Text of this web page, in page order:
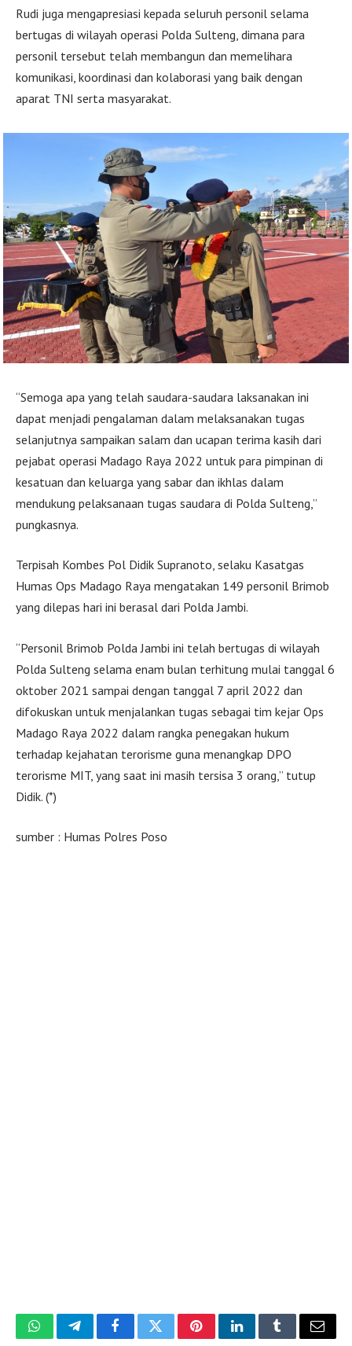
Rudi juga mengapresiasi kepada seluruh personil selama
bertugas di wilayah operasi Polda Sulteng, dimana para
personil tersebut telah membangun dan memelihara
komunikasi, koordinasi dan kolaborasi yang baik dengan
aparat TNI serta masyarakat.
“Semoga apa yang telah saudara-saudara laksanakan ini
dapat menjadi pengalaman dalam melaksanakan tugas
selanjutnya sampaikan salam dan ucapan terima kasih dari
pejabat operasi Madago Raya 2022 untuk para pimpinan di
kesatuan dan keluarga yang sabar dan ikhlas dalam
mendukung pelaksanaan tugas saudara di Polda Sulteng,”
pungkasnya.
Terpisah Kombes Pol Didik Supranoto, selaku Kasatgas
Humas Ops Madago Raya mengatakan 149 personil Brimob
yang dilepas hari ini berasal dari Polda Jambi.
“Personil Brimob Polda Jambi ini telah bertugas di wilayah
Polda Sulteng selama enam bulan terhitung mulai tanggal 6
oktober 2021 sampai dengan tanggal 7 april 2022 dan
difokuskan untuk menjalankan tugas sebagai tim kejar Ops
Madago Raya 2022 dalam rangka penegakan hukum
terhadap kejahatan terorisme guna menangkap DPO
terorisme MIT, yang saat ini masih tersisa 3 orang,” tutup
Didik. (*)
sumber : Humas Polres Poso
WhatsAppTelegramFacebookTwitterPinterestLinkedInTumblrEmail